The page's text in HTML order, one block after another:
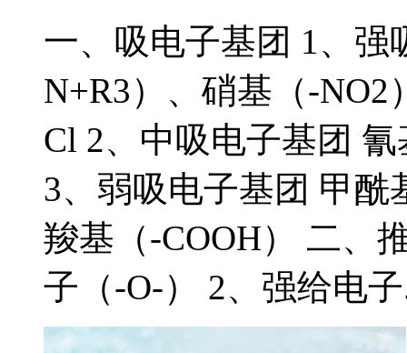
一、吸电子基团 1、强
N+R3）、硝基（-
Cl 2、中吸电子基团
3、弱吸电子基团 甲酰
羧基（-COOH） 二、
子（-O-） 2、强给电